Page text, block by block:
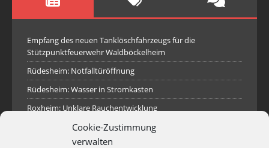
Cookie-Zustimmung
verwalten
Empfang des neuen Tanklöschfahrzeugs für die
Stützpunktfeuerwehr Waldböckelheim
Rüdesheim: Notfalltüröffnung
Rüdesheim: Wasser in Stromkasten
Roxheim: Unklare Rauchentwicklung
Sprendlingen: Überörtliche Hilfe bei Industriebrand in
Sprendlingen